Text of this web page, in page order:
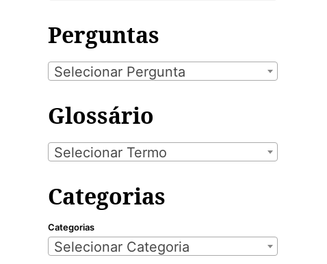
Perguntas
Selecionar Pergunta
Glossário
Selecionar Termo
Categorias
Categorias
Selecionar Categoria